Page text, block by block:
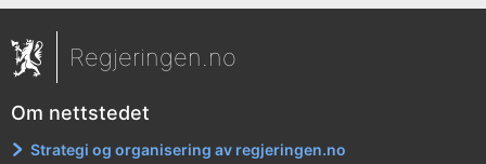
Regjeringen.no
Om nettstedet
Strategi og organisering av regjeringen.no